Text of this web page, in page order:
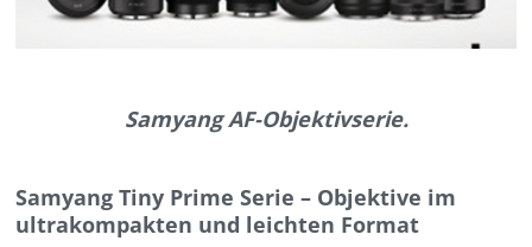
Samyang AF-Objektivserie.
Samyang Tiny Prime Serie – Objektive im
ultrakompakten und leichten Format